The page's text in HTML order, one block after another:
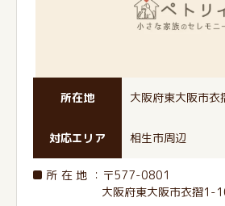
所在地 大阪府東大阪市
対応エリア 相生市周辺
所在地 ：〒577-0801
大阪府東大阪市衣摺1-